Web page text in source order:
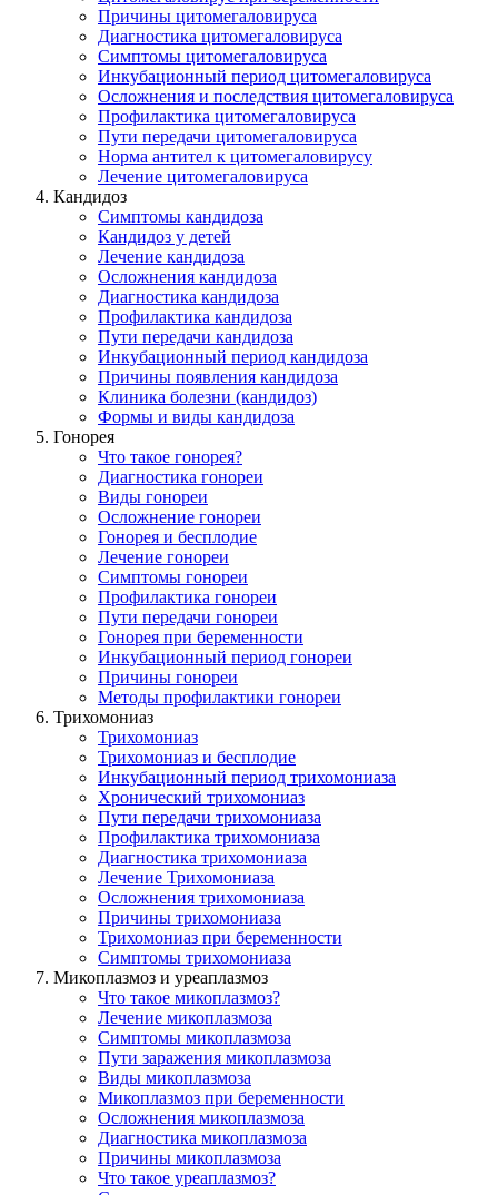
Причины цитомегаловируса
Диагностика цитомегаловируса
Симптомы цитомегаловируса
Инкубационный период цитомегаловируса
Осложнения и последствия цитомегаловируса
Профилактика цитомегаловирусa
Пути передачи цитомегаловируса
Норма антител к цитомегаловирусу
Лечение цитомегаловируса
Кандидоз
Симптомы кандидоза
Кандидоз у детей
Лечение кандидоза
Осложнения кандидоза
Диагностика кандидоза
Профилактика кандидоза
Пути передачи кандидоза
Инкубационный период кандидоза
Причины появления кандидоза
Клиника болезни (кандидоз)
Формы и виды кандидоза
Гонорея
Что такое гонорея?
Диагностика гонореи
Виды гонореи
Осложнение гонореи
Гонорея и бесплодие
Лечение гонореи
Симптомы гонореи
Профилактика гонореи
Пути передачи гонореи
Гонорея при беременности
Инкубационный период гонореи
Причины гонореи
Методы профилактики гонореи
Трихомониаз
Трихомониаз
Трихомониаз и бесплодие
Инкубационный период трихомониазa
Хронический трихомониаз
Пути передачи трихомониазa
Профилактика трихомониазa
Диагностика трихомониазa
Лечение Трихомониаза
Осложнения трихомониаза
Причины трихомониаза
Трихомониаз при беременности
Симптомы трихомониаза
Микоплазмоз и уреаплазмоз
Что такое микоплазмоз?
Лечение микоплазмозa
Симптомы микоплазмозa
Пути заражения микоплазмозa
Виды микоплазмоза
Микоплазмоз при беременности
Осложнения микоплазмоза
Диагностика микоплазмоза
Причины микоплазмоза
Что такое уреаплазмоз?